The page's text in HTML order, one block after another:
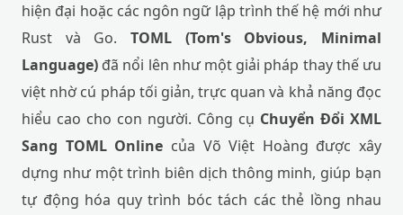
hiện đại hoặc các ngôn ngữ lập trình thế hệ mới như
Rust và Go. TOML (Tom's Obvious, Minimal
Language) đã nổi lên như một giải pháp thay thế ưu
việt nhờ cú pháp tối giản, trực quan và khả năng đọc
hiểu cao cho con người. Công cụ Chuyển Đổi XML
Sang TOML Online của Võ Việt Hoàng được xây
dựng như một trình biên dịch thông minh, giúp bạn
tự động hóa quy trình bóc tách các thẻ lồng nhau